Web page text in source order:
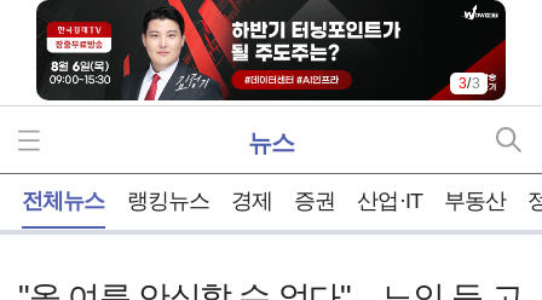
1/3
뉴스
전체뉴스 랭킹뉴스 경제 증권 산업·IT 부동산